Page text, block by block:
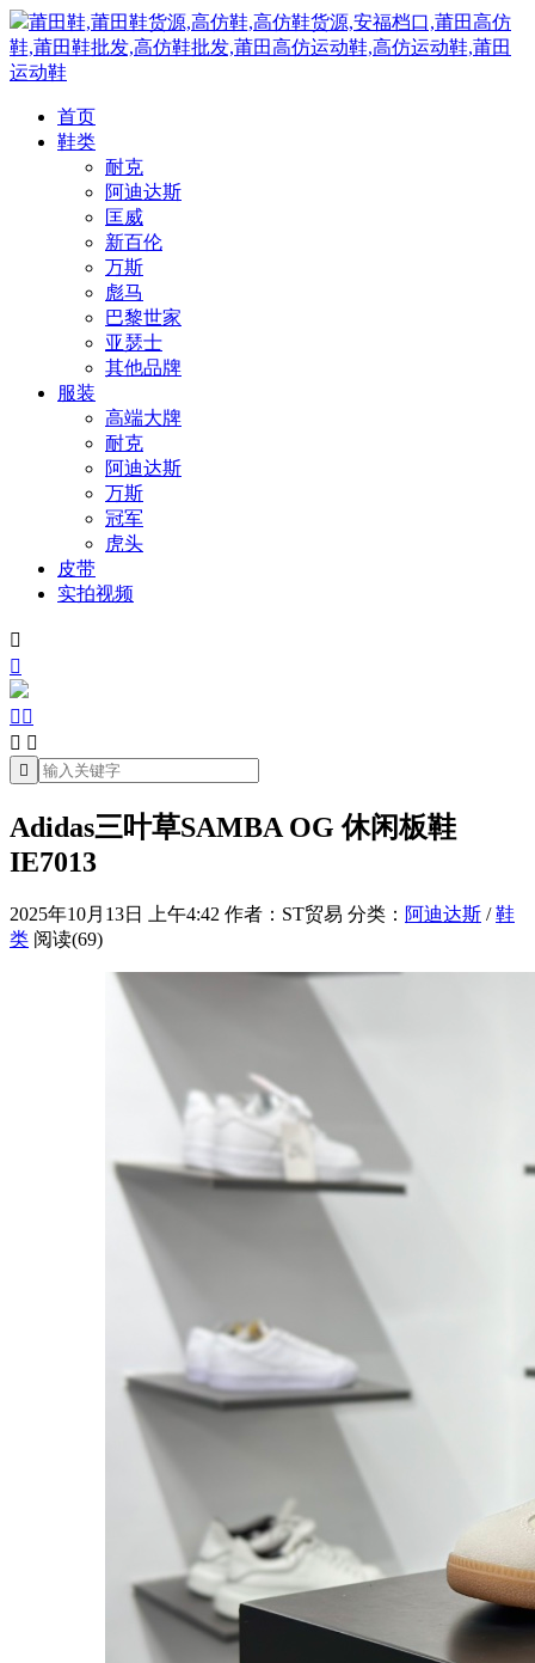
莆田鞋,莆田鞋货源,高仿鞋,高仿鞋货源,安福档口,莆田高仿
鞋,莆田鞋批发,高仿鞋批发,莆田高仿运动鞋,高仿运动鞋,莆田
运动鞋
首页
鞋类
耐克
阿迪达斯
匡威
新百伦
万斯
彪马
巴黎世家
亚瑟士
其他品牌
服装
高端大牌
耐克
阿迪达斯
万斯
冠军
虎头
皮带
实拍视频


 
 

Adidas三叶草SAMBA OG 休闲板鞋
IE7013
2025年10月13日 上午4:42 作者：ST贸易 分类： 阿迪达斯 /鞋
类 阅读(69)